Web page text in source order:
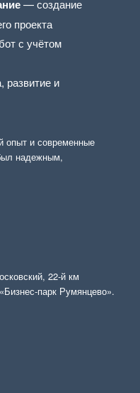
— создание
проекта
с учётом
и
опыт и современные
надежным,
22-й км
парк Румянцево».